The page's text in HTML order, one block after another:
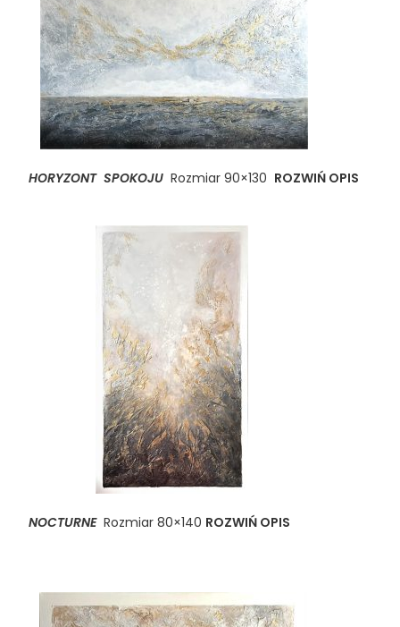
HORYZONT SPOKOJURozmiar 90×130 ROZWIŃ OPIS
NOCTURNERozmiar 80×140 ROZWIŃ OPIS